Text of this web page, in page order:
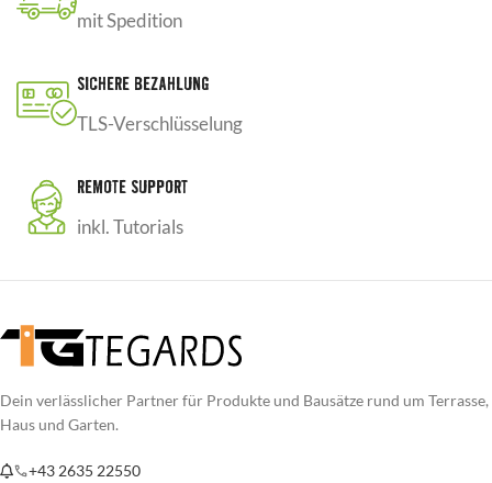
mit Spedition
SICHERE BEZAHLUNG
TLS-Verschlüsselung
REMOTE SUPPORT
inkl. Tutorials
Dein verlässlicher Partner für Produkte und Bausätze rund um Terrasse,
Haus und Garten.
+43 2635 22550